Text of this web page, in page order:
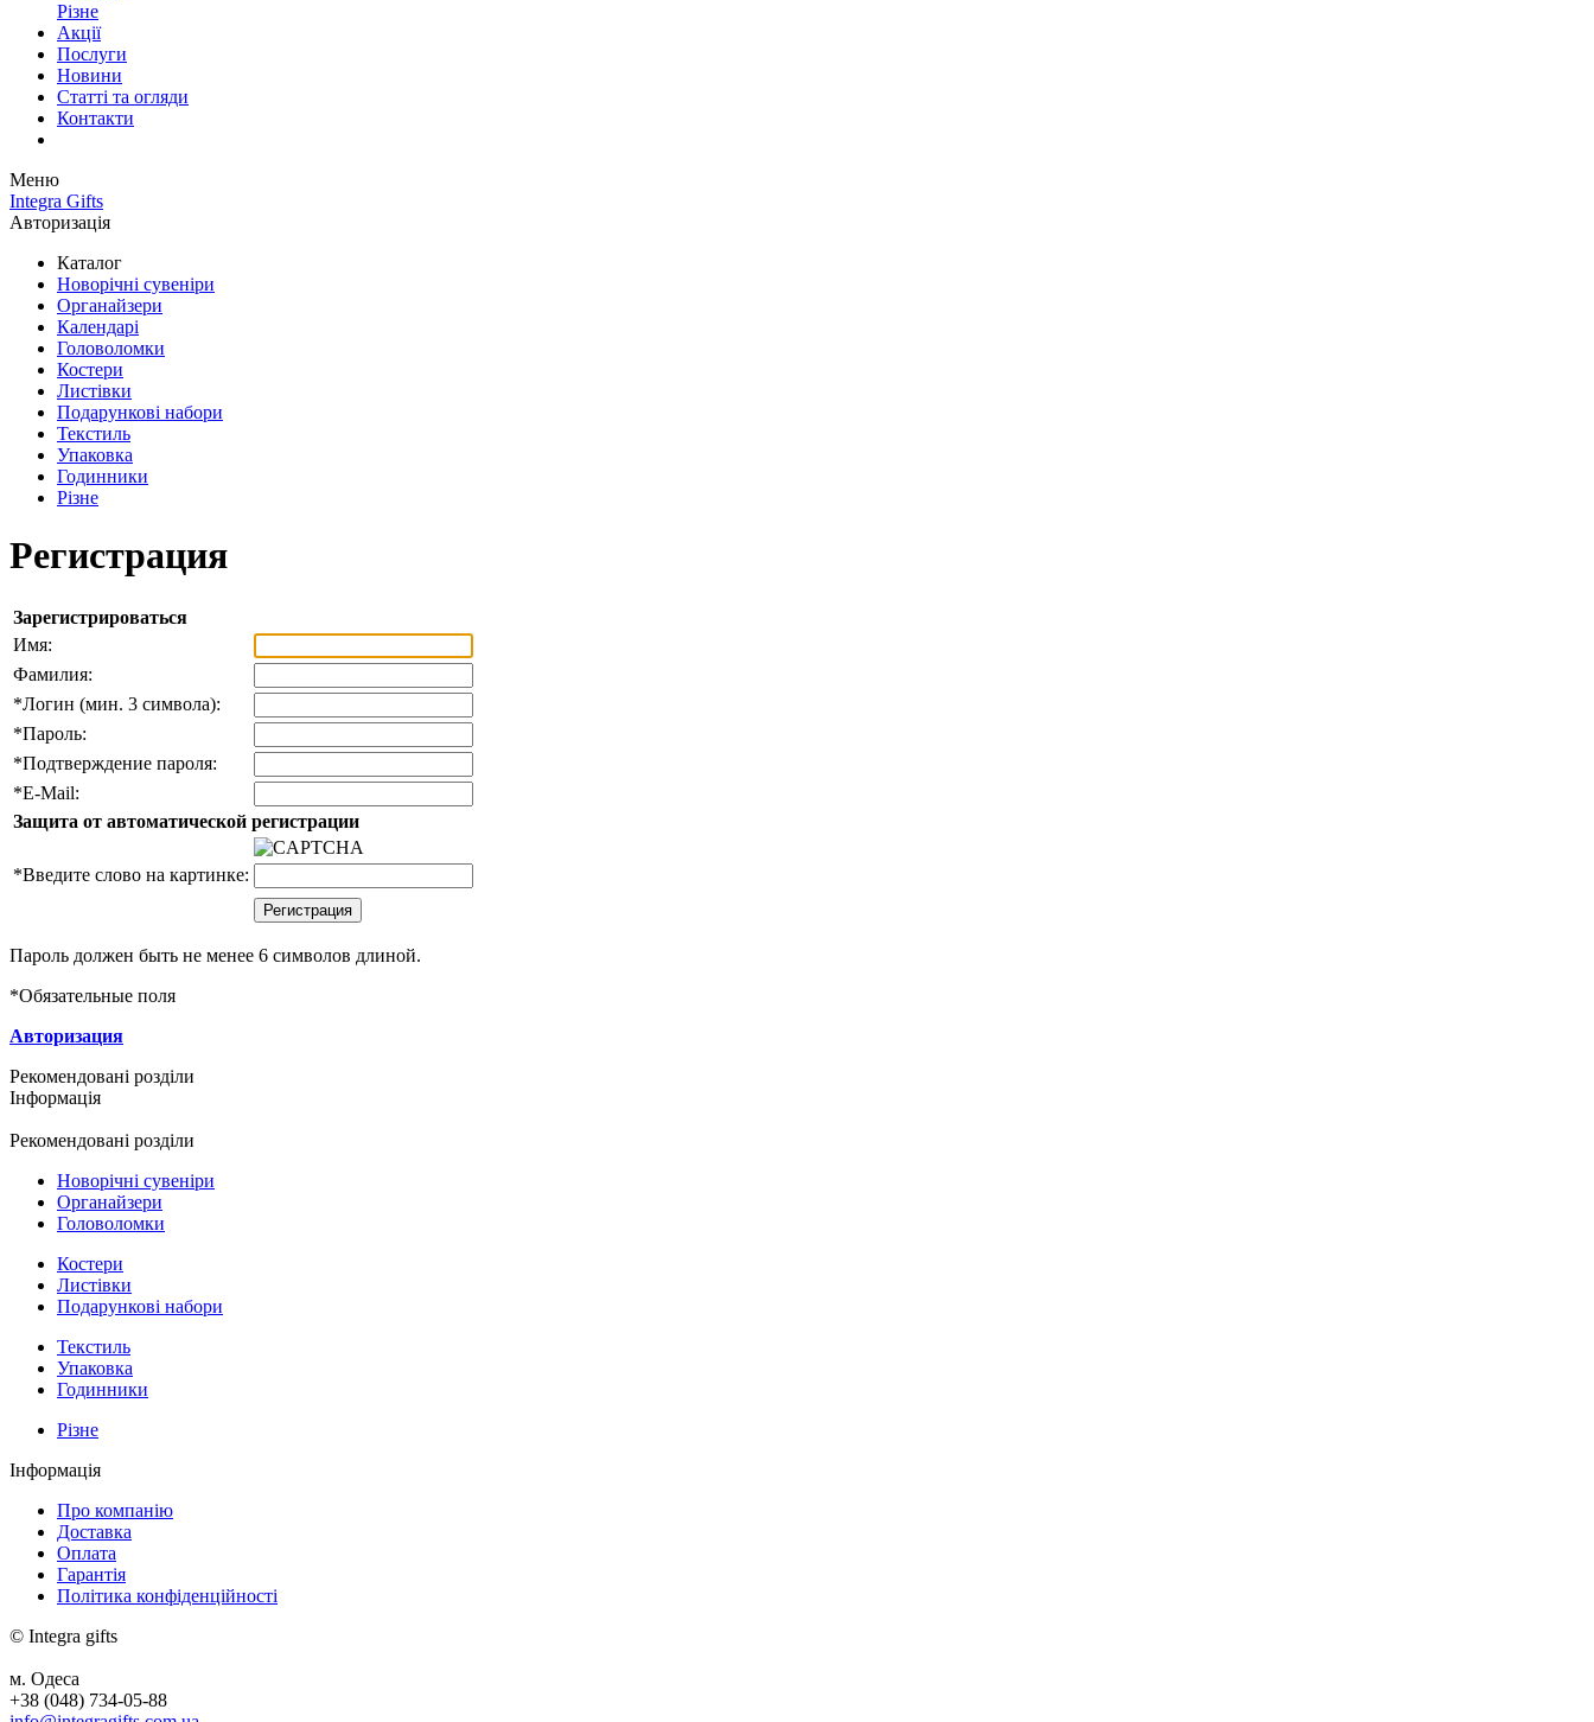
Різне
Акції
Послуги
Новини
Статті та огляди
Контакти
Меню
Integra Gifts
Авторизація
Каталог
Новорічні сувеніри
Органайзери
Календарі
Головоломки
Костери
Листівки
Подарункові набори
Текстиль
Упаковка
Годинники
Різне
Регистрация
Зарегистрироваться
Имя:
Фамилия:
*Логин (мин. 3 символа):
*Пароль:
*Подтверждение пароля:
*E-Mail:
Защита от автоматической регистрации
*Введите слово на картинке:
Пароль должен быть не менее 6 символов длиной.
*Обязательные поля
Авторизация
Рекомендовані розділи
Інформація
Рекомендовані розділи
Новорічні сувеніри
Органайзери
Головоломки
Костери
Листівки
Подарункові набори
Текстиль
Упаковка
Годинники
Різне
Інформація
Про компанію
Доставка
Оплата
Гарантія
Політика конфіденційності
© Integra gifts
м. Одеса
+38 (048) 734-05-88